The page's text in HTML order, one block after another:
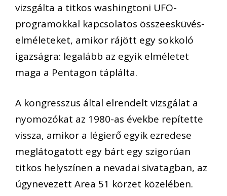
vizsgálta a titkos washingtoni UFO-
programokkal kapcsolatos összeesküvés-
elméleteket, amikor rájött egy sokkoló
igazságra: legalább az egyik elméletet
maga a Pentagon táplálta.
A kongresszus által elrendelt vizsgálat a
nyomozókat az 1980-as évekbe repítette
vissza, amikor a légierő egyik ezredese
meglátogatott egy bárt egy szigorúan
titkos helyszínen a nevadai sivatagban, az
úgynevezett Area 51 körzet közelében.